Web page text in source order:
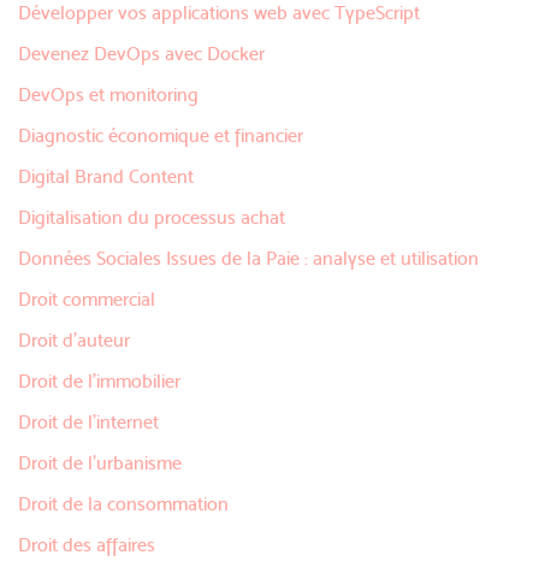
Développer vos applications web avec TypeScript
Devenez DevOps avec Docker
DevOps et monitoring
Diagnostic économique et financier
Digital Brand Content
Digitalisation du processus achat
Données Sociales Issues de la Paie : analyse et utilisation
Droit commercial
Droit d'auteur
Droit de l'immobilier
Droit de l'internet
Droit de l'urbanisme
Droit de la consommation
Droit des affaires